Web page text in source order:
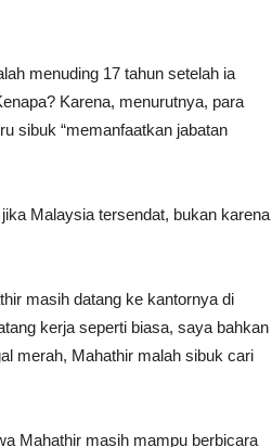
menuding 17 tahun setelah ia
Karena, menurutnya, para
sibuk “memanfaatkan jabatan
Malaysia tersendat, bukan karena
masih datang ke kantornya di
kerja seperti biasa, saya bahkan
merah, Mahathir malah sibuk cari
Mahathir masih mampu berbicara